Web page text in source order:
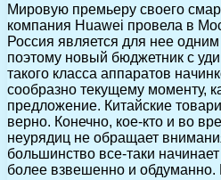
Мировую премьеру своего
компания Huawei провела в
Россия является для нее
поэтому новый бюджетник с
такого класса аппаратов
сообразно текущему моменту,
предложение. Китайские
верно. Конечно, кое-кто и во
неурядиц не обращает
большинство все-таки
более взвешенно и обдуманно.